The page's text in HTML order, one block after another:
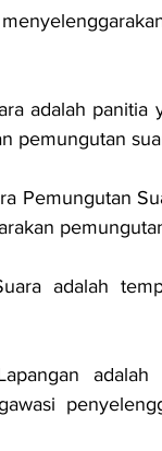
adalah
pemungutan
Pemungutan
adalah